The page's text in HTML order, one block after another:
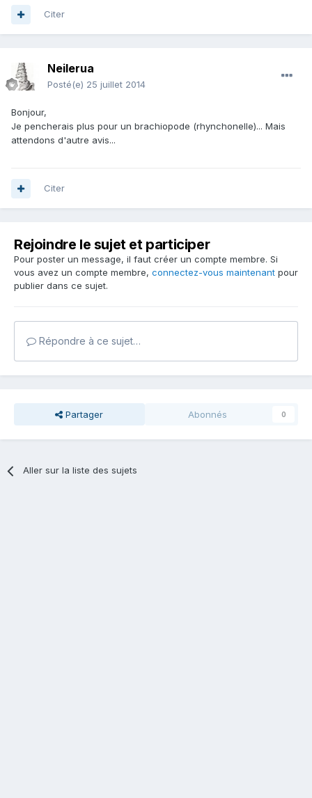
Citer
Neilerua
Posté(e) 25 juillet 2014
Bonjour,
Je pencherais plus pour un brachiopode (rhynchonelle)... Mais
attendons d'autre avis...
Citer
Rejoindre le sujet et participer
Pour poster un message, il faut créer un compte membre. Si
vous avez un compte membre, connectez-vous maintenant pour
publier dans ce sujet.
Répondre à ce sujet…
Partager Abonnés 0
Aller sur la liste des sujets